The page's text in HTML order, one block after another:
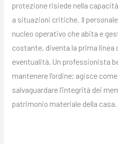
protezione risiede nella
a situazioni critiche. Il
nucleo operativo che abita e
costante, diventa la prima linea
eventualità. Un professionista
mantenere l’ordine; agisce
salvaguardare l’integrità dei
patrimonio materiale della casa.